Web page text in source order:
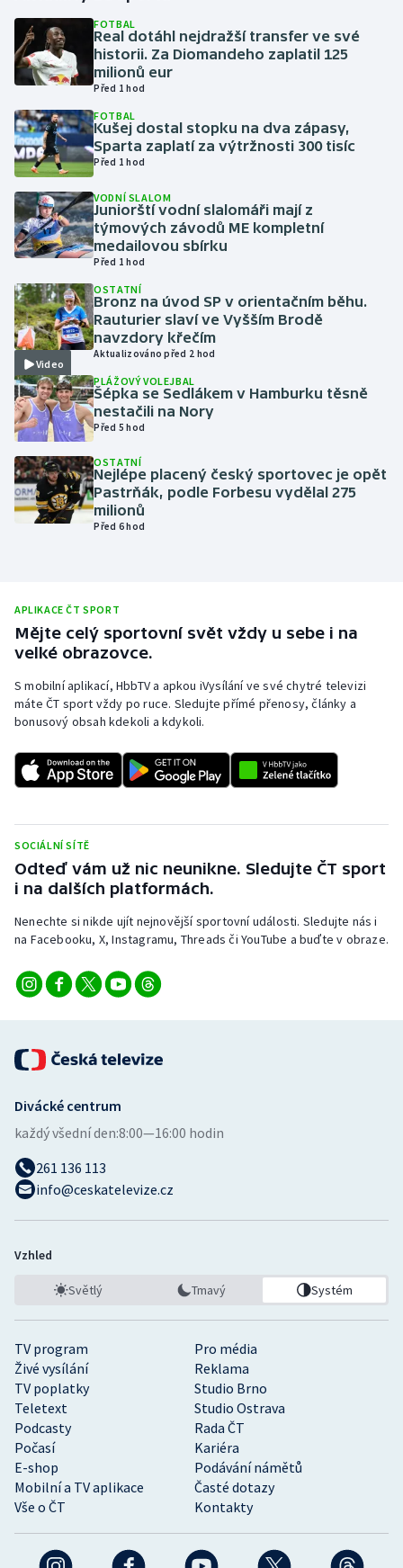
Házená
Jezdectví
Judo
Krasobruslení
Lezení
Lyže a snowboard
Moderní pětiboj
Motorsport
Olympijské hry
Parasport
Plavání
Plážový volejbal
Rychlobruslení
Rychlostní kanoistika
Short track
Sportovní střelba
Stolní tenis
Veslování
Volejbal
Ostatní
FOTBAL
Real dotáhl nejdražší transfer ve své
historii. Za Diomandeho zaplatil 125
milionů eur
Před 1 hod
FOTBAL
Kušej dostal stopku na dva zápasy,
Sparta zaplatí za výtržnosti 300 tisíc
Před 1 hod
VODNÍ SLALOM
Juniorští vodní slalomáři mají z
týmových závodů ME kompletní
medailovou sbírku
Před 1 hod
Video
OSTATNÍ
Bronz na úvod SP v orientačním běhu.
Rauturier slaví ve Vyšším Brodě
navzdory křečím
Aktualizováno před 2 hod
PLÁŽOVÝ VOLEJBAL
Šépka se Sedlákem v Hamburku těsně
nestačili na Nory
Před 5 hod
OSTATNÍ
Nejlépe placený český sportovec je opět
Pastrňák, podle Forbesu vydělal 275
milionů
Před 6 hod
APLIKACE ČT SPORT
Mějte celý sportovní svět vždy u sebe i na
velké obrazovce.
S mobilní aplikací, HbbTV a apkou iVysílání ve své chytré televizi
máte ČT sport vždy po ruce. Sledujte přímé přenosy, články a
bonusový obsah kdekoli a kdykoli.
SOCIÁLNÍ SÍTĚ
Odteď vám už nic neunikne. Sledujte ČT sport
i na dalších platformách.
Nenechte si nikde ujít nejnovější sportovní události. Sledujte nás i
na Facebooku, X, Instagramu, Threads či YouTube a buďte v obraze.
TV program
Pro média
Živé vysílání
Reklama
TV poplatky
Studio Brno
Teletext
Studio Ostrava
Podcasty
Rada ČT
Počasí
Kariéra
E-shop
Podávání námětů
Mobilní a TV aplikace
Časté dotazy
Vše o ČT
Kontakty
Divácké centrum
každý všední den:8:00—16:00 hodin
261 136 113
info@ceskatelevize.cz
Vzhled
Světlý Tmavý Systém